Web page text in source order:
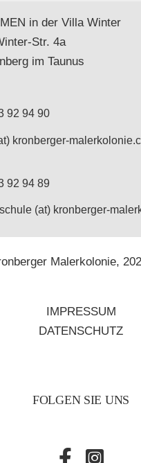
in der Villa Winter
Str. 4a
im Taunus
92 94 90
kronberger-
92 94 89
(at) kronberger-
Malerkolonie,
IMPRESSUM
DATENSCHUTZ
FOLGEN SIE UNS